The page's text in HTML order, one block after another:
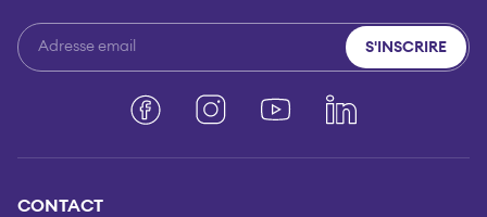
S'INSCRIRE
FacebookInstagramYouTubeLinkedIn
CONTACT